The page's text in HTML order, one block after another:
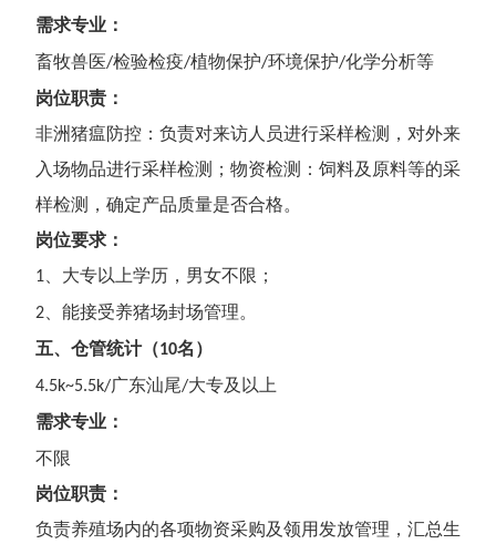
需求专业 ：
畜牧兽医/检验检疫/植物保护/环境保护/化学分析等
岗位职责：
非洲猪瘟防控：负责对来访人员进行采样检测，对外来
入场物品进行采样检测；物资检测：饲料及原料等的采
样检测，确定产品质量是否合格。
岗位要求：
1 大专以上学历，男女不限；
2
能接受养猪场封场管理。
五、 仓管统计（10名）
4.5k~5.5k/广东汕尾/大专及以上
需求专业 ：
不限
岗位职责：
负责养殖场内的各项物资采购及领用发放管理，汇总生